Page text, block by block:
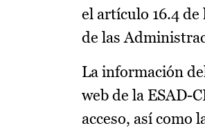
el artículo 16.4
de las
La información
web de la ESAD-
acceso, así como